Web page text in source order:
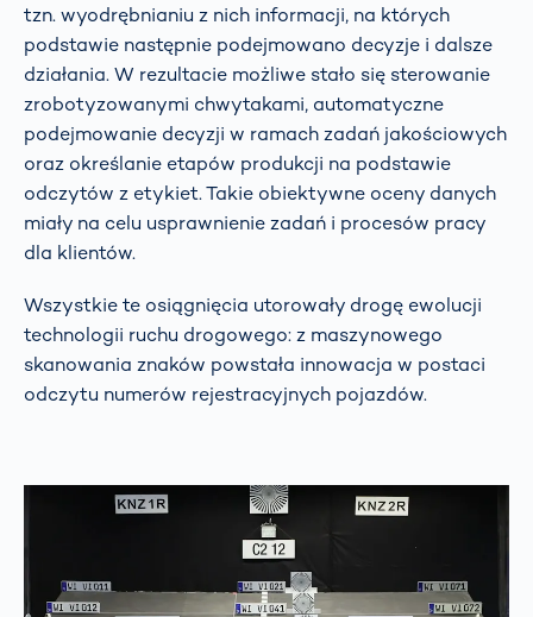
tzn. wyodrębnianiu z nich informacji, na których
podstawie następnie podejmowano decyzje i dalsze
działania. W rezultacie możliwe stało się sterowanie
zrobotyzowanymi chwytakami, automatyczne
podejmowanie decyzji w ramach zadań jakościowych
oraz określanie etapów produkcji na podstawie
odczytów z etykiet. Takie obiektywne oceny danych
miały na celu usprawnienie zadań i procesów pracy
dla klientów.
Wszystkie te osiągnięcia utorowały drogę ewolucji
technologii ruchu drogowego: z maszynowego
skanowania znaków powstała innowacja w postaci
odczytu numerów rejestracyjnych pojazdów.